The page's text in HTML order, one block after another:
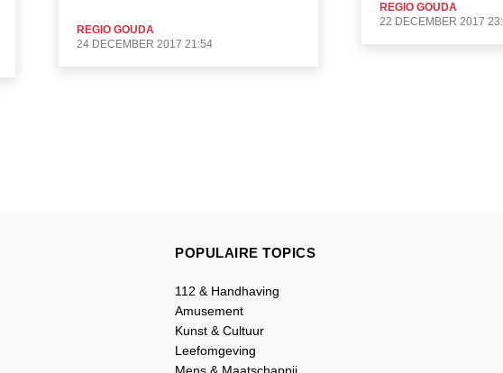
REGIO GOUDA
24 DECEMBER 2017 21:54
REGIO GOUDA
22 DECEMBER 2017
POPULAIRE TOPICS
112 & Handhaving
Amusement
Kunst & Cultuur
Leefomgeving